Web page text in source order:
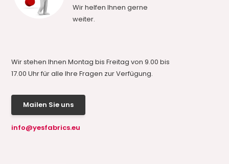
Wir helfen Ihnen gerne
weiter.
Wir stehen Ihnen Montag bis Freitag von 9.00 bis
17.00 Uhr für alle Ihre Fragen zur Verfügung.
Mailen Sie uns
info@yesfabrics.eu